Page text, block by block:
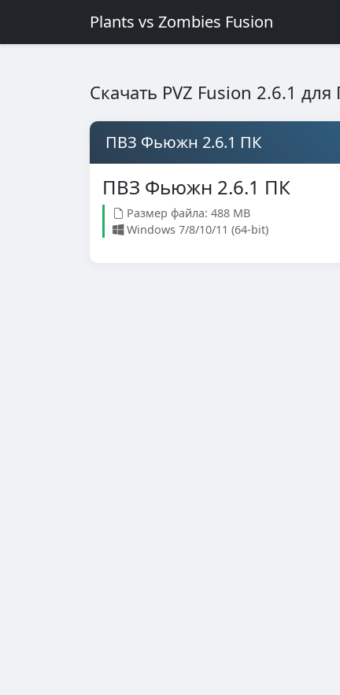
Plants vs Zombies Fusion
Скачать PVZ Fusion 2.6.1
ПВЗ Фьюжн 2.6.1 ПК
ПВЗ Фьюжн 2.6.1 ПК
Размер файла: 488 MB
Windows 7/8/10/11 (64-bit)